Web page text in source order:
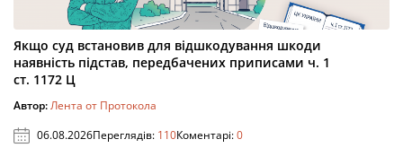
Якщо суд встановив для відшкодування шкоди
наявність підстав, передбачених приписами ч. 1
ст. 1172 Ц
Автор:Лента от Протокола
06.08.2026Переглядів: 110Коментарі:0